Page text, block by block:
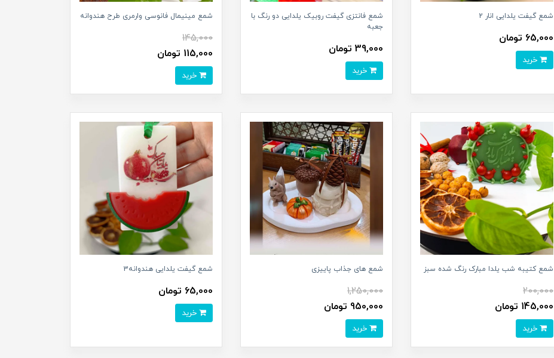
شمع گیفت یلدایی انار 2
65,000 تومان
شمع فانتزی گیفت روبیک یلدایی دو رنگ با
جعبه
39,000 تومان
خرید
شمع مینیمال فانوسی وارمری طرح هندوانه
145,000
115,000 تومان
خرید
شمع کتیبه شب یلدا مبارک رنگ شده سبز
200,000
145,000 تومان
شمع های جذاب پاییزی
1,250,000
950,000 تومان
خرید
شمع گیفت یلدایی هندوانه3
65,000 تومان
خرید